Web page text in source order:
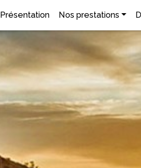
Présentation Nos prestations